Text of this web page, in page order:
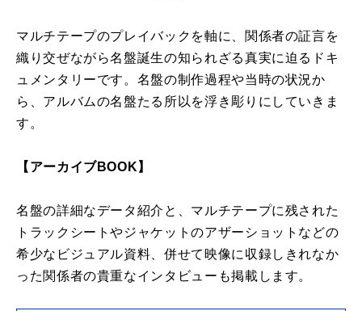
マルチテープのプレイバックを軸に、関係者の証言を
織り交ぜながら名盤誕生の知られざる真実に迫るドキ
ュメンタリーです。名盤の制作過程や当時の状況か
ら、アルバムの名盤たる所以を浮き彫りにしていきま
す。
【アーカイブBOOK】
名盤の詳細なデータ紹介と、マルチテープに残された
トラックシートやジャケットのアザーショットなどの
希少なビジュアル資料、併せて映像に収録しきれなか
った関係者の貴重なインタビューも掲載します。